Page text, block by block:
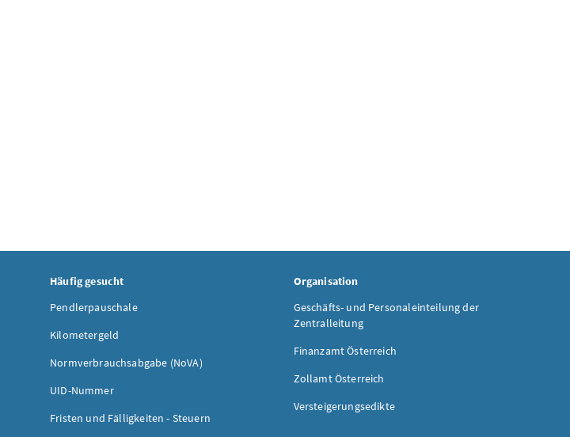
Häufig gesucht
Pendlerpauschale
Kilometergeld
Normverbrauchsabgabe (NoVA)
UID-Nummer
Fristen und Fälligkeiten - Steuern
Organisation
Geschäfts- und Personaleinteilung der
Zentralleitung
Finanzamt Österreich
Zollamt Österreich
Versteigerungsedikte